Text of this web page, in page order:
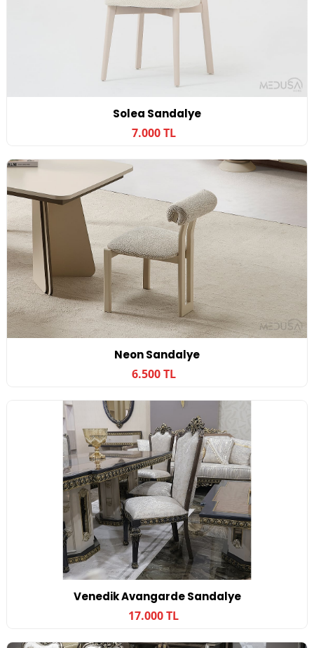
Solea Sandalye
7.000 TL
Neon Sandalye
6.500 TL
Venedik Avangarde Sandalye
17.000 TL